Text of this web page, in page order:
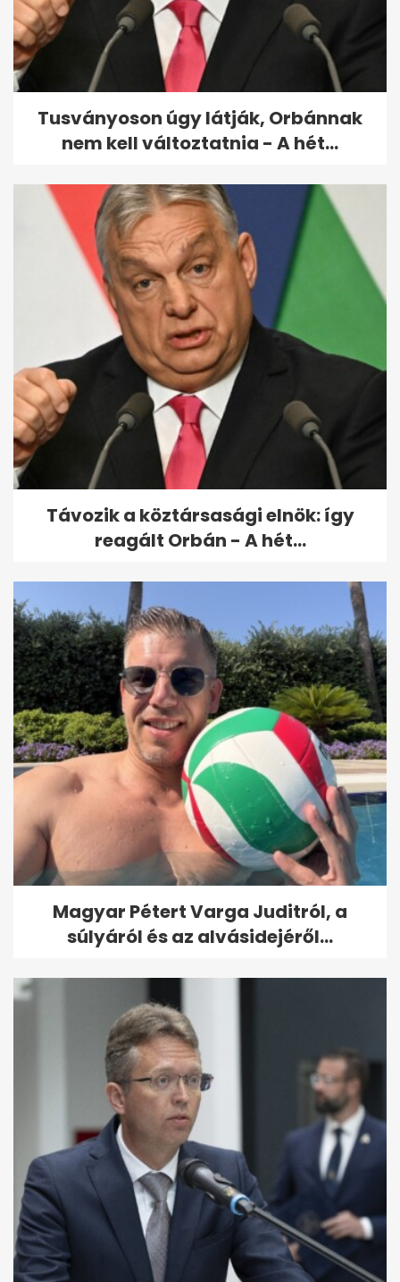
Égő autót szakadékba tolva
okozhatott erdőtüzet egy
férfi...
Tusványoson úgy látják, Orbánnak
nem kell változtatnia - A hét...
Távozik a köztársasági elnök: így
reagált Orbán - A hét...
Magyar Pétert Varga Juditról, a
súlyáról és az alvásidejéről...